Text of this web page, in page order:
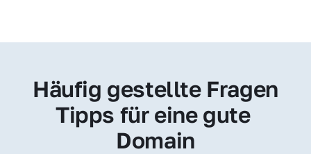
Häufig gestellte Fragen
Tipps für eine gute
Domain